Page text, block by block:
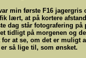
min første F16
lært, at på kortere
dag står fotografering
tidligt på morgenen og
for at se, om det er muligt
er så lige til, som ønsket.